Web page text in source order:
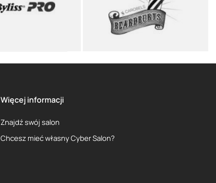
Więcej informacji
Znajdź swój salon
Chcesz mieć własny Cyber Salon?